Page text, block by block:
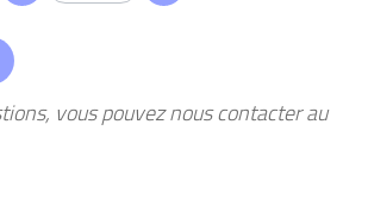
vous pouvez nous contacter au